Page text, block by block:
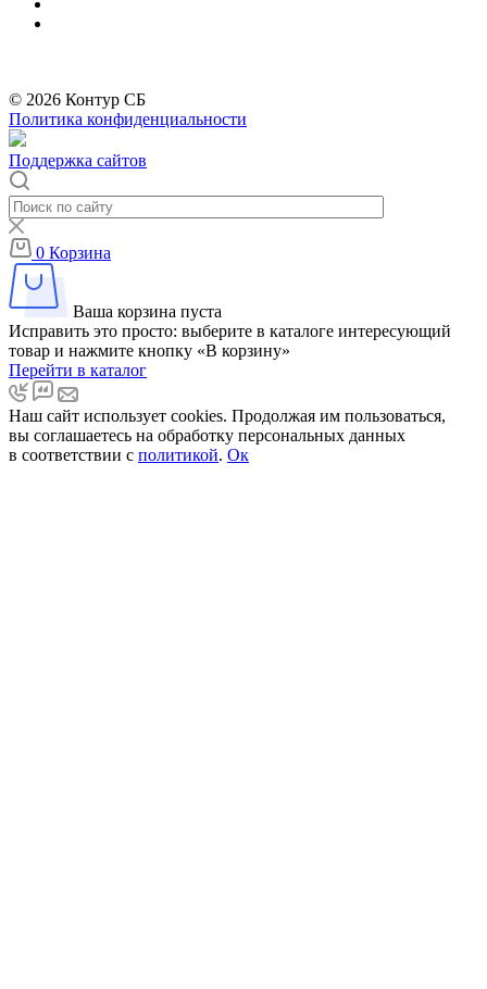
© 2026 Контур СБ
Политика конфиденциальности
Поддержка сайтов
0 Корзина
Ваша корзина пуста
Исправить это просто: выберите в каталоге интересующий
товар и нажмите кнопку «В корзину»
Перейти в каталог
Наш сайт использует cookies. Продолжая им пользоваться,
вы соглашаетесь на обработку персональных данных
в соответствии с политикой. Ок